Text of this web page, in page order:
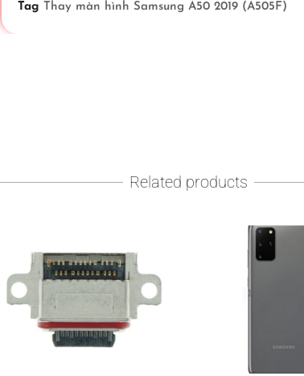
Tag Thay màn hình Samsung A50 2019 (A505F)
Related products